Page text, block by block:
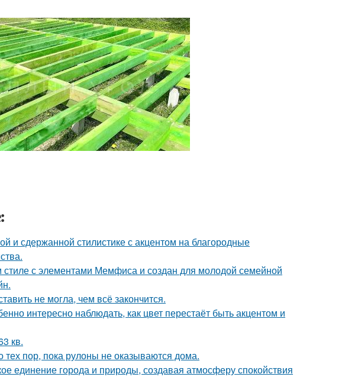
и сдержанной стилистике с акцентом на благородные
с элементами Мемфиса и создан для молодой семейной
не могла, чем всё закончится.
интересно наблюдать, как цвет перестаёт быть акцентом и
кв.
пор, пока рулоны не оказываются дома.
единение города и природы, создавая атмосферу спокойствия